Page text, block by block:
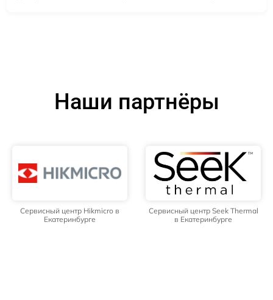
Наши партнёры
Сервисный центр Hikmicro в
Екатеринбурге
Сервисный центр Seek Thermal
в Екатеринбурге